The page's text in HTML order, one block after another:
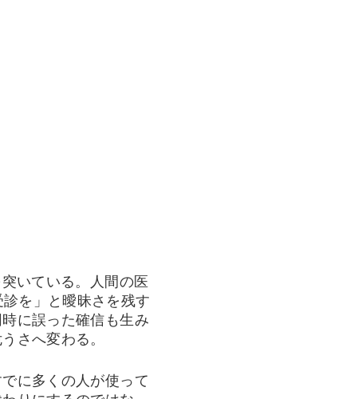
いている。人間の医
を」と曖昧さを残す
に誤った確信も生み
さへ変わる。
に多くの人が使って